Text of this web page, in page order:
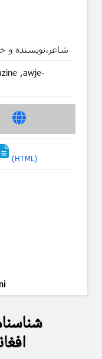
شاعر،نویسنده و
,awje-
(HTML)